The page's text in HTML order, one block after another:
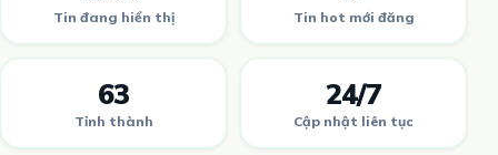
Tin đang hiển thị Tin hot mới đăng
63
Tỉnh thành
24/7
Cập nhật liên tục